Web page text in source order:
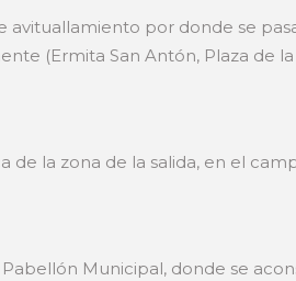
avituallamiento por donde se
(Ermita San Antón, Plaza de
de la zona de la salida, en el
Municipal, donde se